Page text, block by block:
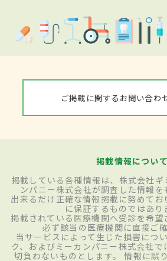
ご掲載に関するお問い合わ
掲載情報について
掲載している各種情報は、株式会社ギ
ンパニー株式会社が調査した情報を
出来るだけ正確な情報掲載に努めてお
に保証するものではあり
掲載されている医療機関へ受診を希望
必ず該当の医療機関に直接ご
当サービスによって生じた損害につ
ク、およびミーカンパニー株式会社
切負わないものとします。 情報に誤